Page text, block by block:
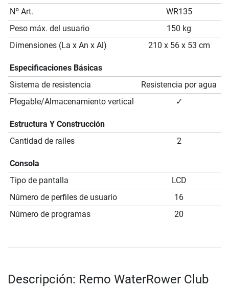
Nº Art.
WR135
Peso máx. del usuario
150 kg
Dimensiones (La x An x Al)
210 x 56 x 53 cm
Especificaciones Básicas
Sistema de resistencia
Resistencia por agua
Plegable/Almacenamiento vertical
✓
Estructura Y Construcción
Cantidad de raíles
2
Consola
Tipo de pantalla
LCD
Número de perfiles de usuario
16
Número de programas
20
Descripción: Remo WaterRower Club